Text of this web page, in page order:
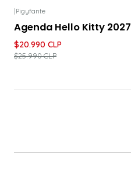
DESCUENTO
Pigyfante
Agenda Hello Kitty 2027
$20.990 CLP
$25.990 CLP